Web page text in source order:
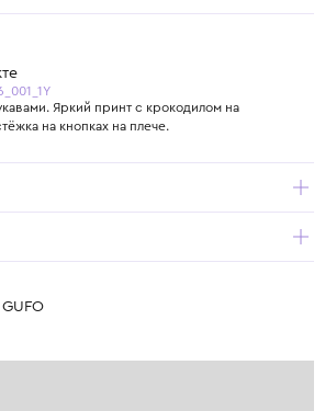
Яркий принт с крокодилом на
на кнопках на плече.